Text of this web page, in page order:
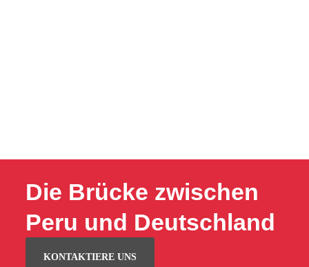
Die Brücke zwischen
Peru und Deutschland
KONTAKTIERE UNS